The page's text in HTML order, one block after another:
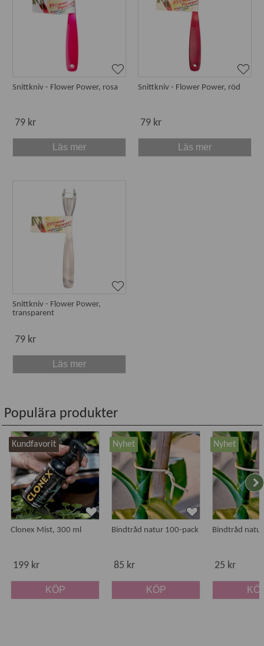
Snittkniv - Flower Power, rosa
79 kr
Läs mer
Snittkniv - Flower Power, röd
79 kr
Läs mer
Snittkniv - Flower Power,
transparent
79 kr
Läs mer
Populära produkter
Kundfavorit
Clonex Mist, 300 ml
199 kr
KÖP
Nyhet
Bindtråd natur 100-pack
85 kr
KÖP
Nyhet
Bindtråd
25 kr